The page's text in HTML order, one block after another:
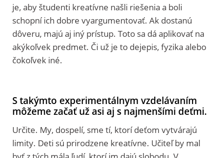
je, aby študenti kreatívne našli riešenia a boli
schopní ich dobre vyargumentovať. Ak dostanú
dôveru, majú aj iný prístup. Toto sa dá aplikovať na
akýkoľvek predmet. Či už je to dejepis, fyzika alebo
čokoľvek iné.
S takýmto experimentálnym vzdelávaním
môžeme začať už asi aj s najmenšími deťmi.
Určite. My, dospelí, sme tí, ktorí deťom vytvárajú
limity. Deti sú prirodzene kreatívne. Učiteľ by mal